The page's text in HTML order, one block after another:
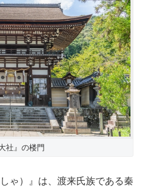
社』の楼門
ゃ）』は、渡来氏族である秦